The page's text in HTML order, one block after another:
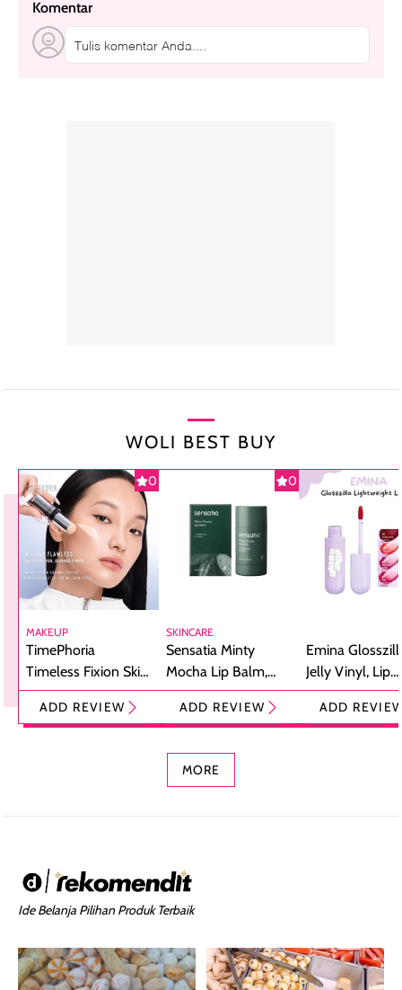
Komentar
Tulis komentar Anda....
WOLI BEST BUY
0
MAKEUP
TimePhoria
Timeless Fixion Skin
Tint Stick,
Foundation dan
ADD REVIEW
0
SKINCARE
Sensatia Minty
Mocha Lip Balm,
Pelembap Bibir
dengan Aroma
ADD REVIEW
Emina
Jelly Vinyl, Lip
Cream Glossy
Ringan
ADD
MORE
Ide Belanja Pilihan Produk Terbaik